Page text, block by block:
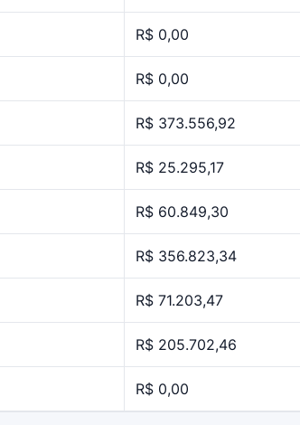
R$ 0,00
R$ 0,00
R$ 373.556,92
R$ 25.295,17
R$ 60.849,30
R$ 356.823,34
R$ 71.203,47
R$ 205.702,46
R$ 0,00